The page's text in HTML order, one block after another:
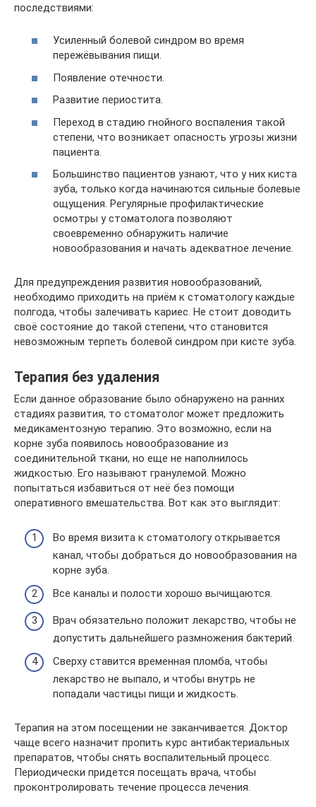
последствиями:
Усиленный болевой синдром во время
пережёвывания пищи.
Появление отечности.
Развитие периостита.
Переход в стадию гнойного воспаления такой
степени, что возникает опасность угрозы жизни
пациента.
Большинство пациентов узнают, что у них киста
зуба, только когда начинаются сильные болевые
ощущения. Регулярные профилактические
осмотры у стоматолога позволяют
своевременно обнаружить наличие
новообразования и начать адекватное лечение.
Для предупреждения развития новообразований,
необходимо приходить на приём к стоматологу каждые
полгода, чтобы залечивать кариес. Не стоит доводить
своё состояние до такой степени, что становится
невозможным терпеть болевой синдром при кисте зуба.
Терапия без удаления
Если данное образование было обнаружено на ранних
стадиях развития, то стоматолог может предложить
медикаментозную терапию. Это возможно, если на
корне зуба появилось новообразование из
соединительной ткани, но еще не наполнилось
жидкостью. Его называют гранулемой. Можно
попытаться избавиться от неё без помощи
оперативного вмешательства. Вот как это выглядит:
Во время визита к стоматологу открывается
канал, чтобы добраться до новообразования на
корне зуба.
Все каналы и полости хорошо вычищаются.
Врач обязательно положит лекарство, чтобы не
допустить дальнейшего размножения бактерий.
Сверху ставится временная пломба, чтобы
лекарство не выпало, и чтобы внутрь не
попадали частицы пищи и жидкость.
Терапия на этом посещении не заканчивается. Доктор
чаще всего назначит пропить курс антибактериальных
препаратов, чтобы снять воспалительный процесс.
Периодически придется посещать врача, чтобы
проконтролировать течение процесса лечения.